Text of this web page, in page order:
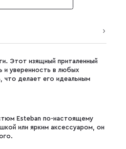
Этот изящный приталенный
и уверенность в любых
что делает его идеальным
Esteban по-настоящему
или ярким аксессуаром, он